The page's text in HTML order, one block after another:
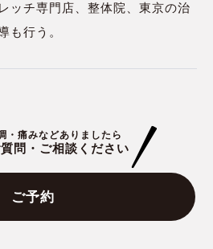
ッチ専門店、整体院、東京の治
も行う。
・痛みなどありましたら
問・ご相談ください
ご予約